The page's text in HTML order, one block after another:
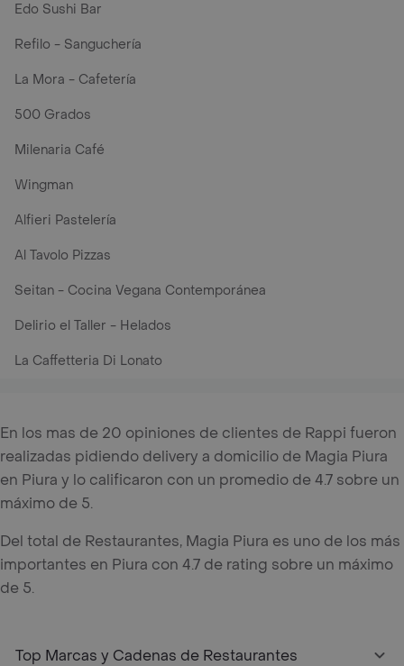
Edo Sushi Bar
Refilo - Sanguchería
La Mora - Cafetería
500 Grados
Milenaria Café
Wingman
Alfieri Pastelería
Al Tavolo Pizzas
Seitan - Cocina Vegana Contemporánea
Delirio el Taller - Helados
La Caffetteria Di Lonato
En los mas de 20 opiniones de clientes de Rappi fueron
realizadas pidiendo delivery a domicilio de Magia Piura
en Piura y lo calificaron con un promedio de 4.7 sobre un
máximo de 5.
Del total de Restaurantes, Magia Piura es uno de los más
importantes en Piura con 4.7 de rating sobre un máximo
de 5.
Top Marcas y Cadenas de Restaurantes